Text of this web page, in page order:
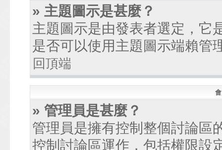
» 主題圖示是甚麼？
主題圖示是由發表者選定，它
是否可以使用主題圖示端賴管
回頂端
» 管理員是甚麼？
管理員是擁有控制整個討論區
控制討論區運作，包括權限設